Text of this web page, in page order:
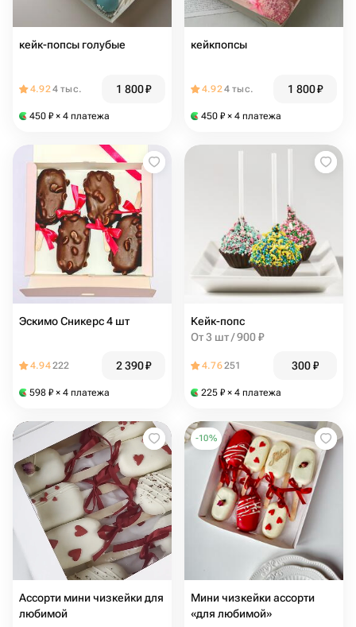
кейк-попсы голубые
4.924 тыс. 1 800₽
450 ₽ × 4 платежа
кейкпопсы
4.924 тыс. 1 800₽
450 ₽ × 4 платежа
Эскимо Сникерс 4 шт
4.94222 2 390₽
598 ₽ × 4 платежа
Кейк-попс
От 3 шт / 900 ₽
4.76251 300₽
225 ₽ × 4 платежа
Ассорти мини чизкейки для
любимой
-10%
Мини чизкейки ассорти
«для любимой»